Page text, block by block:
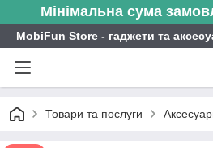
Мінімальна сума
MobiFun Store - гаджети та
Товари та послуги